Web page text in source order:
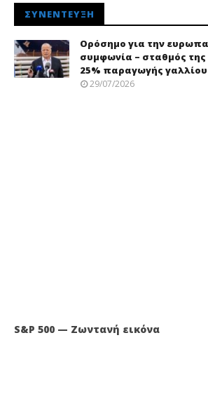
ΣΥΝΈΝΤΕΥΞΗ
Ορόσημο για την
συμφωνία – σταθμός της
25% παραγωγής γαλλίου
29/07/2026
S&P 500 — Ζωντανή εικόνα